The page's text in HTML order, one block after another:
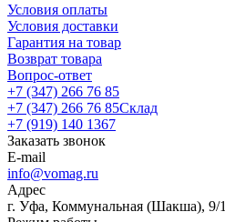
Условия оплаты
Условия доставки
Гарантия на товар
Возврат товара
Вопрос-ответ
+7 (347) 266 76 85
+7 (347) 266 76 85Склад
+7 (919) 140 1367
Заказать звонок
E-mail
info@vomag.ru
Адрес
г. Уфа, Коммунальная (Шакша), 9/1